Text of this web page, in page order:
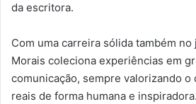
da escritora.
Com uma carreira sólida também
Morais coleciona experiências em
comunicação, sempre valorizando o
reais de forma humana e inspiradora.